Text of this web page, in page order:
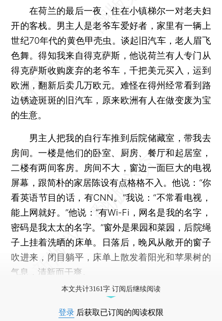
在荷兰的最后一夜，住在小镇梯尔一对老夫妇
开的客栈。男主人是老爷车爱好者，家里有一辆上
世纪70年代的黄色甲壳虫。谈起旧汽车，老人眉飞
色舞。得知我来自得克萨斯，他说荷兰有人专门从
得克萨斯收购废弃的老爷车，千把美元买入，运到
欧洲，翻新后卖几万欧元。难怪在得州经常看到路
边锈迹斑斑的旧汽车，原来欧洲有人在做变废为宝
的生意。
男主人把我的自行车推到后院储藏室，带我去
房间。一楼是他们的卧室、厨房、餐厅和起居室，
二楼有两间客房。房间不大，窗边一面巨大的电视
屏幕，跟简朴的家居陈设有点格格不入。他说：“你
看英语节目的话，有CNN。”我说：“不常看电视，
能上网就好。”他说：“有Wi-Fi，网名是我的名字，
密码是我太太的名字。”窗外是果园和菜园，后院绳
子上挂着洗晒的床单。日落后，晚风从敞开的窗子
吹进来，闭目躺平，床单上散发着阳光和苹果树的
气息，清新而干爽。
本文共计3161字 订阅后继续阅读
登录 后获取已订阅的阅读权限